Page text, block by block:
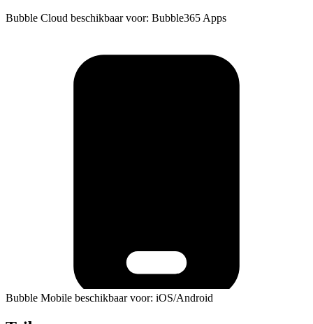
Bubble Cloud beschikbaar voor: Bubble365 Apps
Bubble Mobile beschikbaar voor: iOS/Android